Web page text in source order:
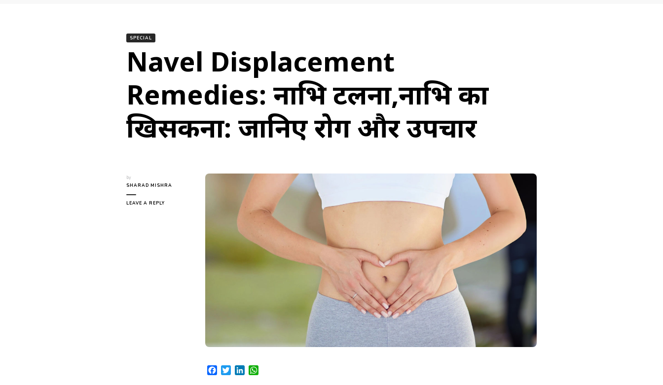
SPECIAL
Navel Displacement
Remedies: नाभि टलना,नाभि का
खिसकना: जानिए रोग और उपचार
by
SHARAD MISHRA
LEAVE A REPLY
Facebook
TwitterLinkedIn